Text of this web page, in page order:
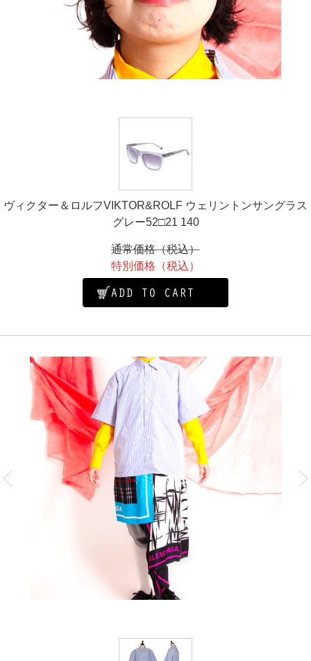
ヴィクター＆ロルフVIKTOR&ROLF ウェリントンサングラス
グレー52□21 140
通常価格（税込）
特別価格（税込）
ADD TO CART